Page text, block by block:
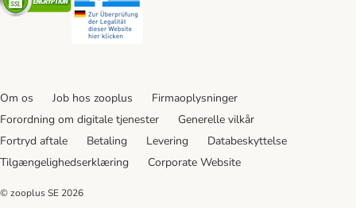
Om os Job hos zooplus
Firmaoplysninger
Forordning om digitale tjenester
Generelle vilkår
Fortryd aftale
Betaling Levering
Databeskyttelse
Tilgængelighedserklæring
Corporate Website
© zooplus SE 2026